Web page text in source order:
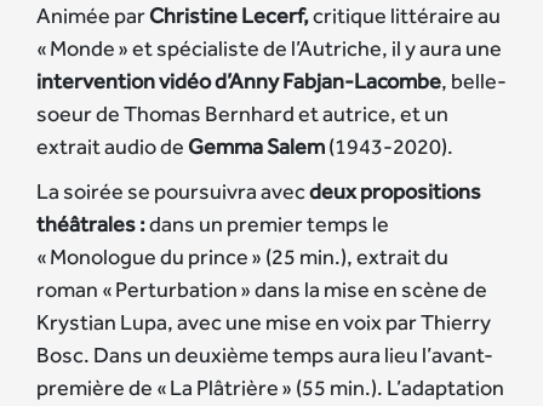
Animée parChristine Lecerf,critique littéraire au
« Monde » et spécialiste de l’Autriche, il y aura une
intervention vidéo d’Anny Fabjan-Lacombe, belle-
soeur de Thomas Bernhard et autrice, et un
extrait audio de Gemma Salem(1943-2020).
La soirée se poursuivra avecdeux propositions
théâtrales :dans un premier temps le
« Monologue du prince » (25 min.), extrait du
roman « Perturbation » dans la mise en scène de
Krystian Lupa, avec une mise en voix par Thierry
Bosc. Dans un deuxième temps aura lieu l’avant-
première de « La Plâtrière » (55 min.). L’adaptation